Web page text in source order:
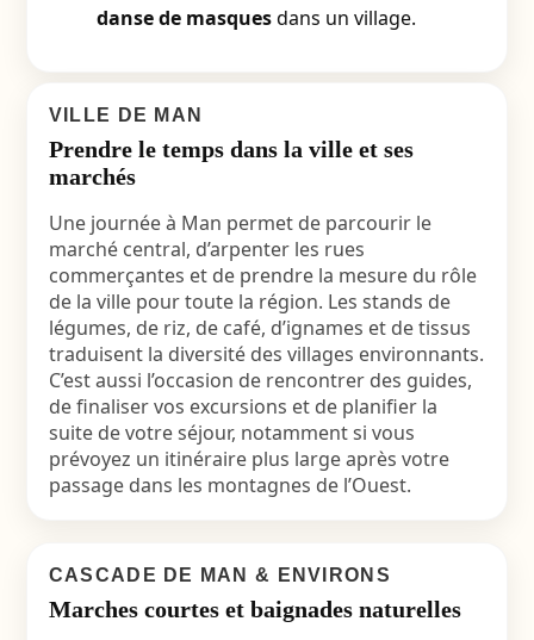
danse de masquesdans un village.
VILLE DE MAN
Prendre le temps dans la ville et ses
marchés
Une journée à Man permet de parcourir le
marché central, d’arpenter les rues
commerçantes et de prendre la mesure du rôle
de la ville pour toute la région. Les stands de
légumes, de riz, de café, d’ignames et de tissus
traduisent la diversité des villages environnants.
C’est aussi l’occasion de rencontrer des guides,
de finaliser vos excursions et de planifier la
suite de votre séjour, notamment si vous
prévoyez un itinéraire plus large après votre
passage dans les montagnes de l’Ouest.
CASCADE DE MAN & ENVIRONS
Marches courtes et baignades naturelles